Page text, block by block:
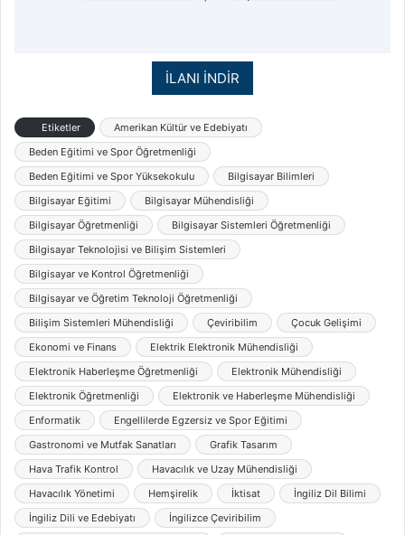
İLANI İNDİR
Etiketler
Amerikan Kültür ve Edebiyatı
Beden Eğitimi ve Spor Öğretmenliği
Beden Eğitimi ve Spor Yüksekokulu
Bilgisayar Bilimleri
Bilgisayar Eğitimi
Bilgisayar Mühendisliği
Bilgisayar Öğretmenliği
Bilgisayar Sistemleri Öğretmenliği
Bilgisayar Teknolojisi ve Bilişim Sistemleri
Bilgisayar ve Kontrol Öğretmenliği
Bilgisayar ve Öğretim Teknoloji Öğretmenliği
Bilişim Sistemleri Mühendisliği
Çeviribilim
Çocuk Gelişimi
Ekonomi ve Finans
Elektrik Elektronik Mühendisliği
Elektronik Haberleşme Öğretmenliği
Elektronik Mühendisliği
Elektronik Öğretmenliği
Elektronik ve Haberleşme Mühendisliği
Enformatik
Engellilerde Egzersiz ve Spor Eğitimi
Gastronomi ve Mutfak Sanatları
Grafik Tasarım
Hava Trafik Kontrol
Havacılık ve Uzay Mühendisliği
Havacılık Yönetimi
Hemşirelik İktisat
İngiliz Dil Bilimi
İngiliz Dili ve Edebiyatı
İngilizce Çeviribilim